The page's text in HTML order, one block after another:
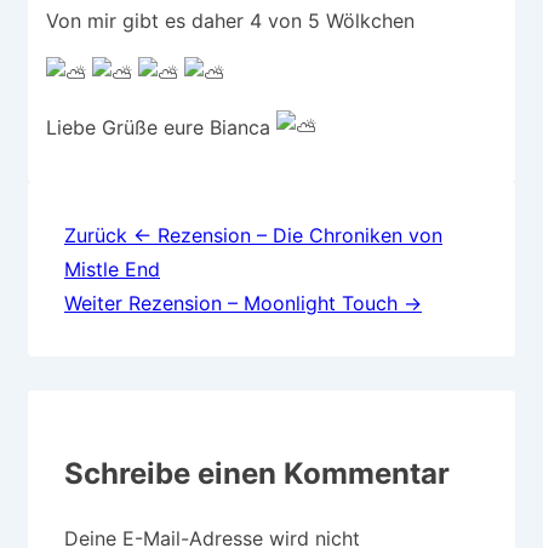
Von mir gibt es daher 4 von 5 Wölkchen
Liebe Grüße eure Bianca
Beitragsnavigation
Zurück ← Rezension – Die Chroniken von
Mistle End
Weiter Rezension – Moonlight Touch →
Schreibe einen Kommentar
Deine E-Mail-Adresse wird nicht